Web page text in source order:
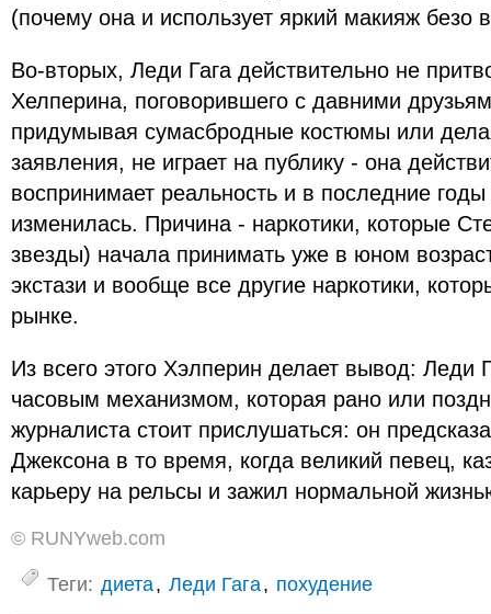
(почему она и использует яркий макияж безо
Во-вторых, Леди Гага действительно не
Хелперина, поговорившего с давними
придумывая сумасбродные костюмы или
заявления, не играет на публику - она
воспринимает реальность и в последние
изменилась. Причина - наркотики, которые
звезды) начала принимать уже в юном
экстази и вообще все другие наркотики,
рынке.
Из всего этого Хэлперин делает вывод: Леди
часовым механизмом, которая рано или
журналиста стоит прислушаться: он
Джексона в то время, когда великий певец,
карьеру на рельсы и зажил нормальной
© RUNYweb.com
Теги: диета, Леди Гага, похудение